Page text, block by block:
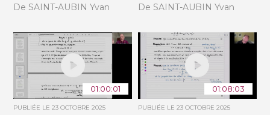
De SAINT-AUBIN Yvan De SAINT-AUBIN Yvan
01:00:01
PUBLIÉE LE23 OCTOBRE 2025
01:08:03
PUBLIÉE LE 23 OCTOBRE 2025